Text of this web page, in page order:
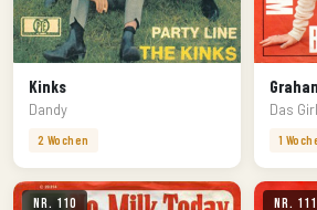
Kinks
Dandy
2 Wochen
Das
1
Nr. 110 Nr. 111